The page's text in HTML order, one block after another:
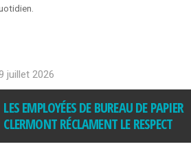
juillet 2026
LES EMPLOYÉES DE BUREAU DE PAPIER
CLERMONT RÉCLAMENT LE RESPECT